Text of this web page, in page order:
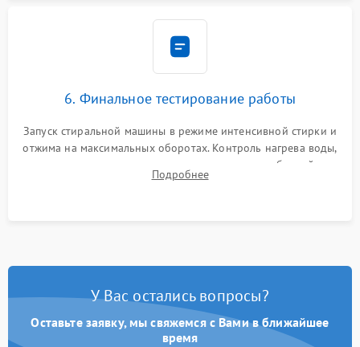
6. Финальное тестирование работы
Запуск стиральной машины в режиме интенсивной стирки и
отжима на максимальных оборотах. Контроль нагрева воды,
корректности слива, отсутствия излишних вибраций,
посторонних стуков и протечек под корпусом.
Подробнее
У Вас остались вопросы?
Оставьте заявку, мы свяжемся с Вами в ближайшее
время